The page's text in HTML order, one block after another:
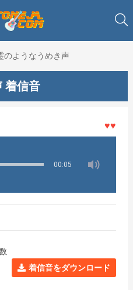
のようなうめき声
着信音
♥♥♥着メ
00:05
着信音をダウンロード